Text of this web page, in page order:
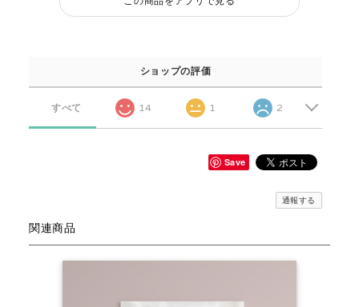
ショップの評価
すべて 14 1 2
Save
通報する
関連商品